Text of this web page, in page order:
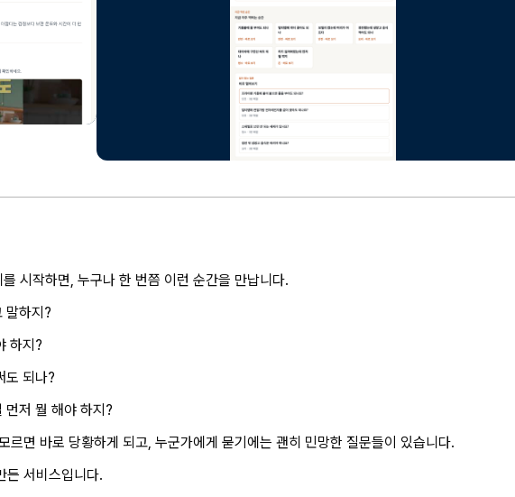
시작하면, 누구나 한 번쯤 이런 순간을 만납니다.
말하지?
하지?
도 되나?
먼저 뭘 해야 하지?
르면 바로 당황하게 되고, 누군가에게 묻기에는 괜히 민망한 질문들이 있습니다.
든 서비스입니다.